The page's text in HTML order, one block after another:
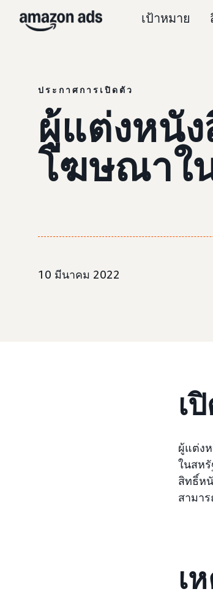
เป้าหมาย
ประกาศการเปิดตัว
ผู้แต่งหนั
โฆษณาใ
10 มีนาคม 2022
เ
ผู้แต่ง
ในสห
สิทธิ์ห
สามา
เ